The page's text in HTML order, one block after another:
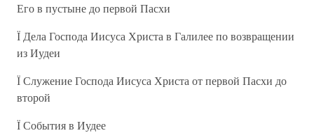
Его в пустыне до первой Пасхи
Ї Дела Господа Иисуса Христа в Галилее по возвращении
из Иудеи
Ї Служение Господа Иисуса Христа от первой Пасхи до
второй
Ї События в Иудее